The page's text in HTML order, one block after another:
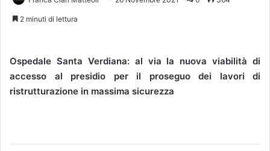
2 minuti di lettura
Ospedale Santa Verdiana: al via la nuova viabilità di
accesso al presidio per il proseguo dei lavori di
ristrutturazione in massima sicurezza